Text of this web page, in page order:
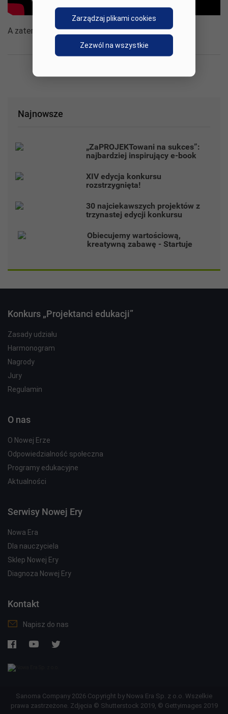
A zatem… do dzieła, Projektanci edukacji!
Najnowsze
„ZaPROJEKTowani na sukces”:
najbardziej inspirujący e-book
XIV edycja konkursu
rozstrzygnięta!
30 najciekawszych projektów z
trzynastej edycji konkursu
Obiecujemy wartościową,
kreatywną zabawę - Startuje
Konkurs „Projektanci edukacji”
Zasady udziału
Harmonogram
Nagrody
Jury
Regulamin
O nas
O Nowej Erze
Odpowiedzialność społeczna
Programy edukacyjne
Aktualności
Serwisy Nowej Ery
Nowa Era
Dla nauczyciela
Sklep Nowej Ery
Diagnoza Nowej Ery
Kontakt
Napisz do nas
Sanoma Company 2026 Copyright by Nowa Era Sp. z o.o. Wszelkie
prawa zastrzeżone. Zdjęcia © Shutterstock 2019, © Gettyimages 2019
Zarządzaj plikami cookies
Zezwól na wszystkie